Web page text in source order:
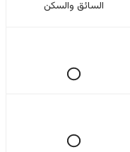
السائق والسکن